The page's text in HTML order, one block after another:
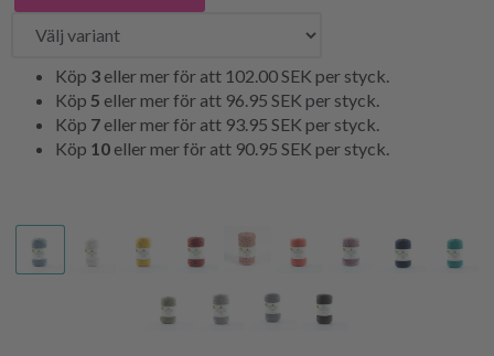
Köp 3 eller mer för att 102.00 SEK per styck.
Köp 5 eller mer för att 96.95 SEK per styck.
Köp 7 eller mer för att 93.95 SEK per styck.
Köp 10 eller mer för att 90.95 SEK per styck.